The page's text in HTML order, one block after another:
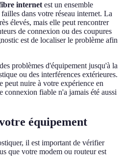
internet est un ensemble
dans votre réseau internet. La
élevés, mais elle peut rencontrer
de connexion ou des coupures
est de localiser le problème afin
problèmes d'équipement jusqu'à la
ou des interférences extérieures.
nuire à votre expérience en
connexion fiable n'a jamais été aussi
équipement
il est important de vérifier
que votre modem ou routeur est